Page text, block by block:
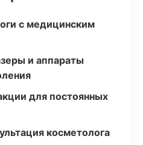
с медицинским
и аппараты
для постоянных
косметолога